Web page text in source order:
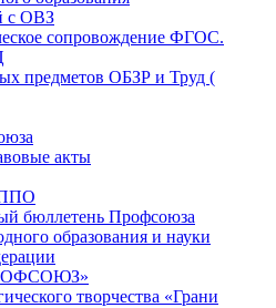
с ОВЗ
сопровождение ФГОС.
предметов ОБЗР и Труд (
акты
ППО
бюллетень Профсоюза
образования и науки
творчества «Грани